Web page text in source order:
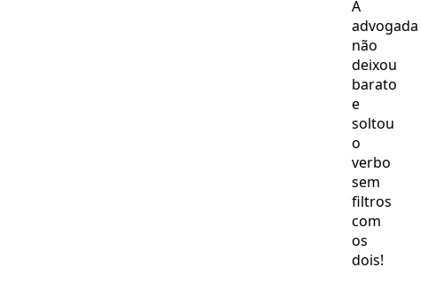
A
advogada
não
deixou
barato
e
soltou
o
verbo
sem
filtros
com
os
dois!